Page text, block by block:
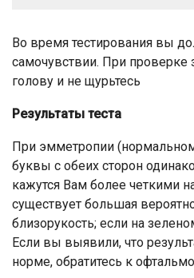
Во время тестирования вы
самочувствии. При проверке
голову и не щурьтесь
Результаты теста
При эмметропии
буквы с обеих сторон
кажутся Вам более четкими
существует большая
близорукость; если на
Если вы выявили, что
норме, обратитесь к